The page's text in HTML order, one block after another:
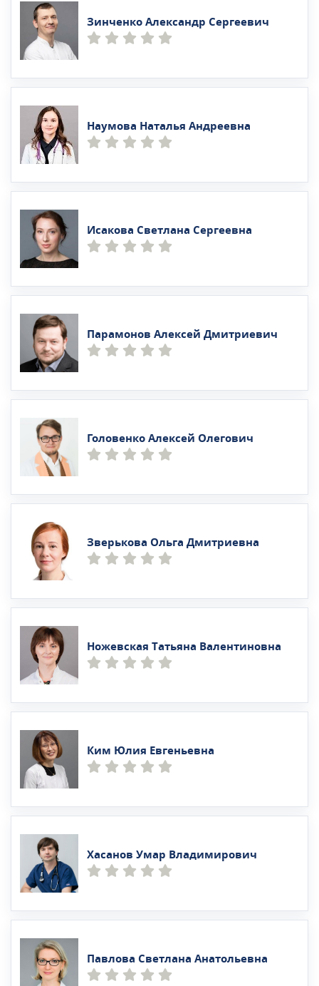
Зинченко Александр Сергеевич
Наумова Наталья Андреевна
Исакова Светлана Сергеевна
Парамонов Алексей Дмитриевич
Головенко Алексей Олегович
Зверькова Ольга Дмитриевна
Ножевская Татьяна Валентиновна
Ким Юлия Евгеньевна
Хасанов Умар Владимирович
Павлова Светлана Анатольевна